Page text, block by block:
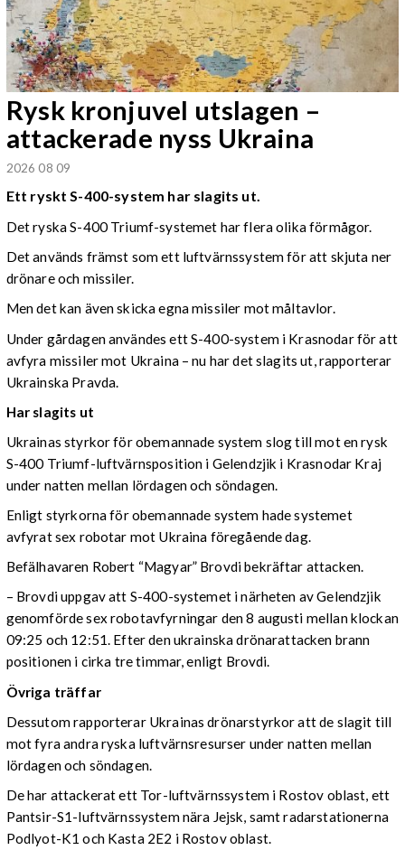
Rysk kronjuvel utslagen –
attackerade nyss Ukraina
2026 08 09
Ett ryskt S-400-system har slagits ut.
Det ryska S-400 Triumf-systemet har flera olika förmågor.
Det används främst som ett luftvärnssystem för att skjuta ner
drönare och missiler.
Men det kan även skicka egna missiler mot måltavlor.
Under gårdagen användes ett S-400-system i Krasnodar för att
avfyra missiler mot Ukraina – nu har det slagits ut, rapporterar
Ukrainska Pravda.
Har slagits ut
Ukrainas styrkor för obemannade system slog till mot en rysk
S-400 Triumf-luftvärnsposition i Gelendzjik i Krasnodar Kraj
under natten mellan lördagen och söndagen.
Enligt styrkorna för obemannade system hade systemet
avfyrat sex robotar mot Ukraina föregående dag.
Befälhavaren Robert “Magyar” Brovdi bekräftar attacken.
– Brovdi uppgav att S-400-systemet i närheten av Gelendzjik
genomförde sex robotavfyrningar den 8 augusti mellan klockan
09:25 och 12:51. Efter den ukrainska drönarattacken brann
positionen i cirka tre timmar, enligt Brovdi.
Övriga träffar
Dessutom rapporterar Ukrainas drönarstyrkor att de slagit till
mot fyra andra ryska luftvärnsresurser under natten mellan
lördagen och söndagen.
De har attackerat ett Tor-luftvärnssystem i Rostov oblast, ett
Pantsir-S1-luftvärnssystem nära Jejsk, samt radarstationerna
Podlyot-K1 och Kasta 2E2 i Rostov oblast.